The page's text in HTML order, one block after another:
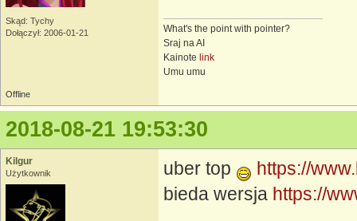
Skąd: Tychy
Dołączył: 2006-01-21
What's the point with pointer?
Sraj na AI
Kainote link
Umu umu
Offline
2018-08-21 19:53:30
Kilgur
Użytkownik uber top
https://
bieda wersja https://